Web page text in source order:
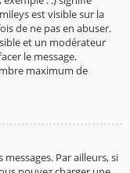
est visible sur la
de ne pas en abuser.
et un modérateur
le message.
maximum de
Par ailleurs, si